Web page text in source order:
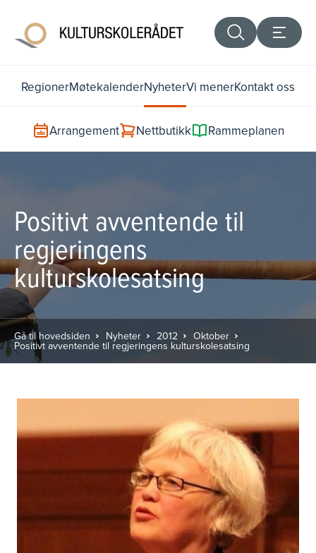
RegionerMøtekalenderNyheterVi menerKontakt oss
Arrangement Nettbutikk Rammeplanen
Positivt avventende til
regjeringens
kulturskolesatsing
Gå til hovedsiden Nyheter 2012 Oktober
Positivt avventende til regjeringens kulturskolesatsing